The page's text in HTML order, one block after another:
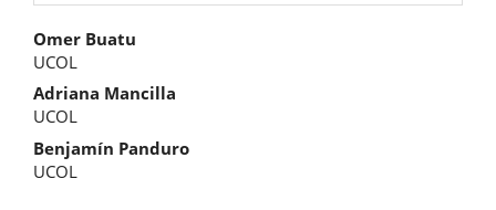
Contenido
principal
del
artículo
Omer Buatu
UCOL
Adriana Mancilla
UCOL
Benjamín Panduro
UCOL